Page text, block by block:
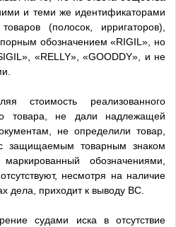
и теми же идентификаторами
(полосок, ирригаторов),
обозначением «RIGIL», но
«RELLY», «GOODDY», и не
стоимость реализованного
товара, не дали надлежащей
не определили товар,
защищаемым товарным знаком
обозначениями,
несмотря на наличие
дела, приходит к выводу ВС.
судами иска в отсутствие